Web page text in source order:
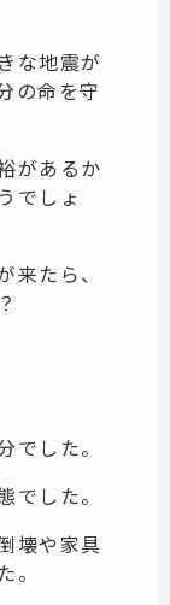
な地震が
の命を守
があるか
でしょ
たら、
した。
した。
壊や家具